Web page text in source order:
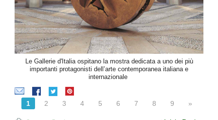
Le Gallerie d'Italia ospitano la mostra dedicata a uno dei più
importanti protagonisti dell’arte contemporanea italiana e
internazionale
1 2 3 4 5 6 7 8 9 »